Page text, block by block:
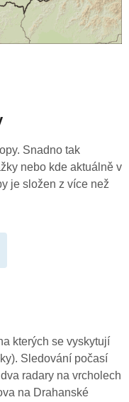
Snadno tak
nebo kde aktuálně v
je složen z více než
kterých se vyskytují
Sledování počasí
radary na vrcholech
na Drahanské